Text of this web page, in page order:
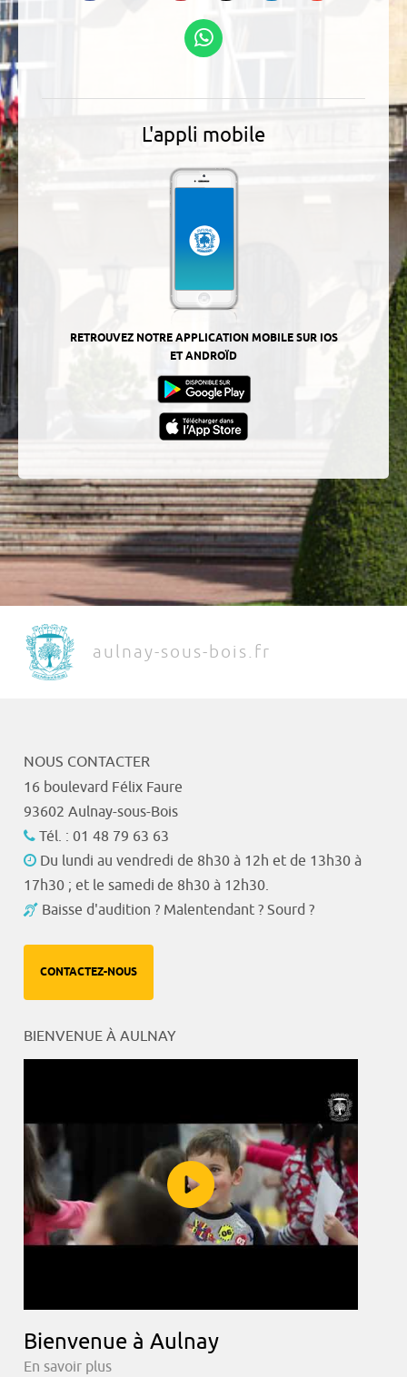
L'appli mobile
RETROUVEZ NOTRE APPLICATION MOBILE SUR IOS
ET ANDROÏD
aulnay-sous-bois.fr
NOUS CONTACTER
16 boulevard Félix Faure
93602 Aulnay-sous-Bois
Tél. : 01 48 79 63 63
Du lundi au vendredi de 8h30 à 12h et de 13h30 à
17h30 ; et le samedi de 8h30 à 12h30.
Baisse d'audition ? Malentendant ? Sourd ?
CONTACTEZ-NOUS
BIENVENUE À AULNAY
Bienvenue à Aulnay
En savoir plus